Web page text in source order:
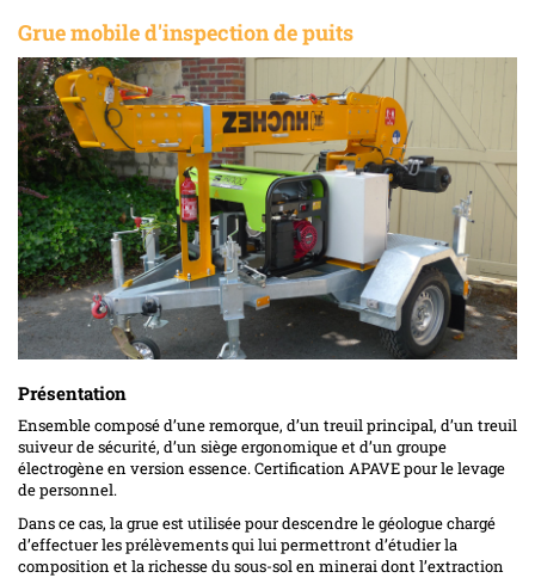
Grue mobile d'inspection de puits
Présentation
Ensemble composé d’une remorque, d’un treuil principal, d’un treuil
suiveur de sécurité, d’un siège ergonomique et d’un groupe
électrogène en version essence. Certification APAVE pour le levage
de personnel.
Dans ce cas, la grue est utilisée pour descendre le géologue chargé
d’effectuer les prélèvements qui lui permettront d’étudier la
composition et la richesse du sous-sol en minerai dont l’extraction